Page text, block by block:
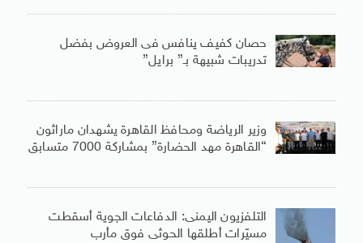
حصان كفيف ينافس فى العروض بفضل
تدريبات شبيهة بـ” برايل”
وزير الرياضة ومحافظ القاهرة يشهدان ماراثون
“القاهرة مهد الحضارة” بمشاركة 7000 متسابق
التلفزيون اليمنى: الدفاعات الجوية أسقطت
مسيّرات أطلقها الحوثى فوق مأرب